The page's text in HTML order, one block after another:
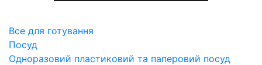
Все для готування
Посуд
Одноразовий пластиковий та паперовий посуд